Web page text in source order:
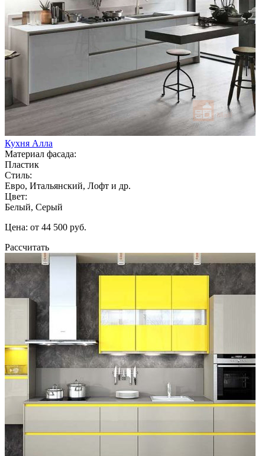
Кухня Алла
Материал фасада:
Пластик
Стиль:
Евро, Итальянский, Лофт и др.
Цвет:
Белый, Серый
Цена: от 44 500 руб.
Рассчитать